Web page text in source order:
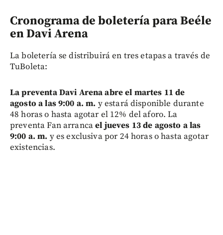
Cronograma de boletería para Beéle
en Davi Arena
La boletería se distribuirá en tres etapas a través de
TuBoleta:
La preventa Davi Arena abre el martes 11 de
agosto a las 9:00 a. m. y estará disponible durante
48 horas o hasta agotar el 12% del aforo. La
preventa Fan arrancael jueves 13 de agosto a las
9:00 a. m. y es exclusiva por 24 horas o hasta agotar
existencias.